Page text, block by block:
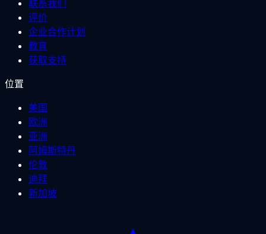
联系我们
评价
企业合作计划
教育
获取支持
位置
美国
欧洲
亚洲
阿姆斯特丹
伦敦
迪拜
新加坡